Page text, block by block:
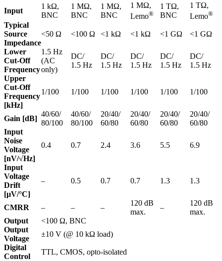
Input
1 kΩ,
BNC
1 MΩ,
BNC
1 MΩ,
BNC
1 MΩ,
Lemo®
1 TΩ,
BNC
1 TΩ,
Lemo®
Typical
Source
Impedance
<50 Ω <100 Ω <1 kΩ <1 kΩ <1 GΩ <1 GΩ
Lower
Cut-Off
Frequency
1.5 Hz
(AC
only)
DC/
1.5 Hz
DC/
1.5 Hz
DC/
1.5 Hz
DC/
1.5 Hz
DC/
1.5 Hz
Upper
Cut-Off
Frequency
[kHz]
1/100 1/100 1/100 1/100 1/100 1/100
Gain [dB]
40/60/
80/100
40/60/
80/100
20/40/
60/80
20/40/
60/80
20/40/
60/80
20/40/
60/80
Input
Noise
Voltage
[nV/√Hz]
0.4 0.7 2.4 3.6 5.5 6.9
Input
Voltage
Drift
[µV/°C]
– 0.5 0.7 0.7 1.3 1.3
CMRR – – –
120 dB
max.
–
120 dB
max.
Output
<100 Ω, BNC
Output
Voltage
±10 V (@ 10 kΩ load)
Digital
Control
TTL, CMOS, opto-isolated